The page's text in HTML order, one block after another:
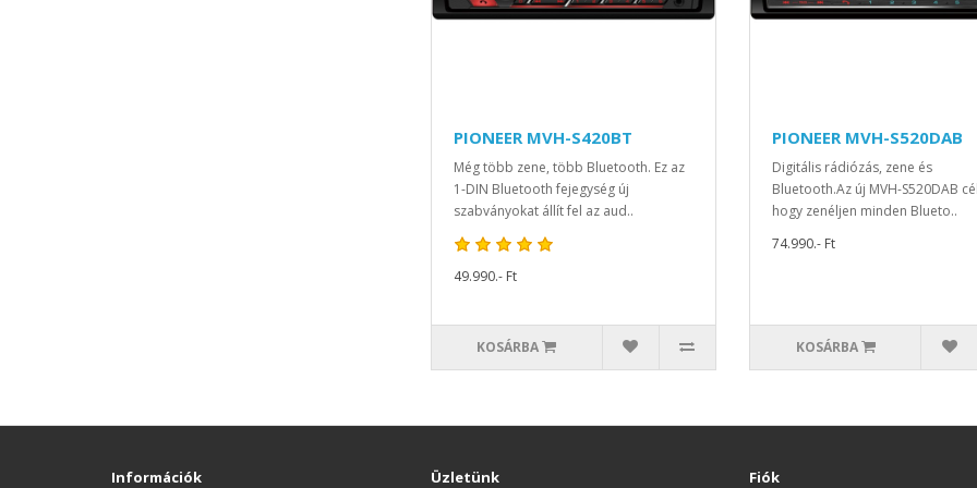
PIONEER MVH-S420BT
Még több zene, több Bluetooth. Ez az
1-DIN Bluetooth fejegység új
szabványokat állít fel az aud..
49.990.- Ft
KOSÁRBA
PIONEER MVH-S520DAB
Digitális rádiózás, zene és
Bluetooth.Az új MVH-S520DAB
hogy zenéljen minden Blueto..
74.990.- Ft
KOSÁRBA
Információk Üzletünk Fiók